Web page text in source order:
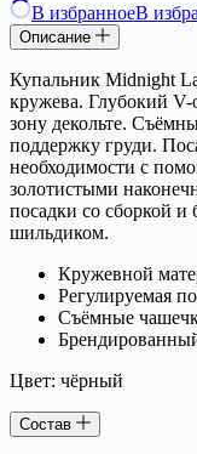
В избранноеВ
Описание
Купальник Midnight
кружева. Глубокий
зону декольте.
поддержку груди.
необходимости с
золотистыми
посадки со сборкой
шильдиком.
Кружевной
Регулируемая
Съёмные
Цвет: чёрный
Состав